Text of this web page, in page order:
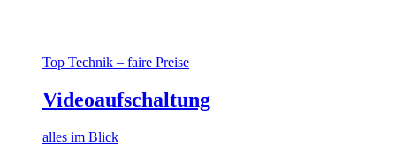
Top Technik – faire Preise
Videoaufschaltung
alles im Blick